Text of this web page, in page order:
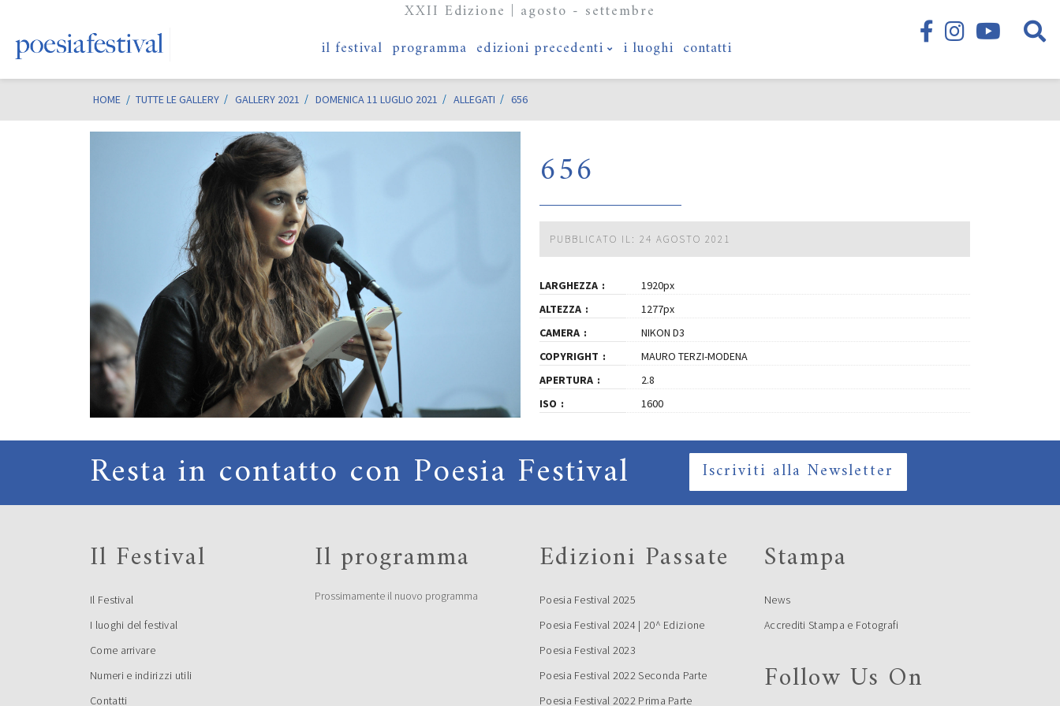
XXII Edizione | agosto - settembre
il festival programma edizioni precedenti i luoghi contatti
HOME / TUTTE LE GALLERY GALLERY 2021 DOMENICA 11 LUGLIO 2021 ALLEGATI 656
656
PUBBLICATO IL: 24 AGOSTO 2021
LARGHEZZA
1920px
ALTEZZA
1277px
CAMERA
NIKON D3
COPYRIGHT
MAURO TERZI-MODENA
APERTURA
2.8
ISO
1600
Resta in contatto con Poesia Festival Iscriviti alla Newsletter
Il Festival
Il Festival
I luoghi del festival
Come arrivare
Numeri e indirizzi utili
Contatti
Il programma
Prossimamente il nuovo programma
Edizioni Passate
Poesia Festival 2025
Poesia Festival 2024 | 20^ Edizione
Poesia Festival 2023
Poesia Festival 2022 Seconda Parte
Poesia Festival 2022 Prima Parte
Stampa
News
Accrediti Stampa e Fotografi
Follow Us On